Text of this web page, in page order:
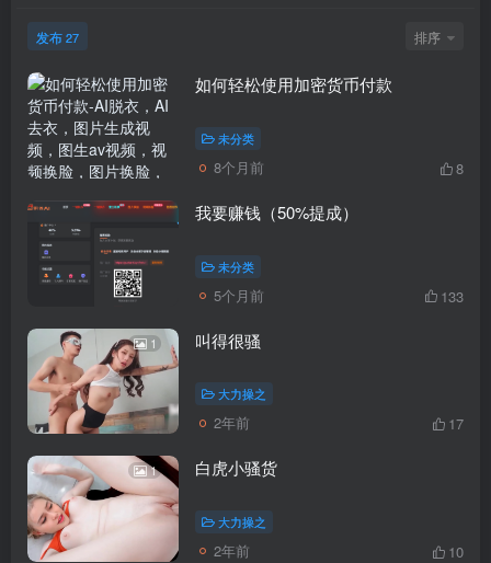
发布 27 排序
如何轻松使用加密货币付款
未分类
8个月前 8
我要赚钱（50%提成）
未分类
5个月前 133
1 叫得很骚
大力操之
2年前 17
1 白虎小骚货
大力操之
2年前 10